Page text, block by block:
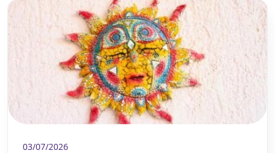
03/07/2026